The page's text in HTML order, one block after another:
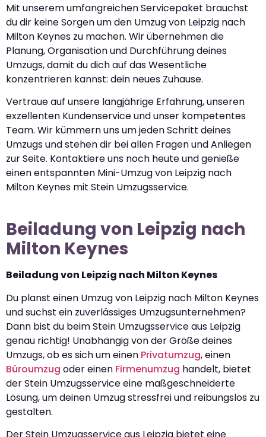
Mit unserem umfangreichen Servicepaket brauchst
du dir keine Sorgen um den Umzug von Leipzig nach
Milton Keynes zu machen. Wir übernehmen die
Planung, Organisation und Durchführung deines
Umzugs, damit du dich auf das Wesentliche
konzentrieren kannst: dein neues Zuhause.
Vertraue auf unsere langjährige Erfahrung, unseren
exzellenten Kundenservice und unser kompetentes
Team. Wir kümmern uns um jeden Schritt deines
Umzugs und stehen dir bei allen Fragen und Anliegen
zur Seite. Kontaktiere uns noch heute und genieße
einen entspannten Mini-Umzug von Leipzig nach
Milton Keynes mit Stein Umzugsservice.
Beiladung von Leipzig nach
Milton Keynes
Beiladung von Leipzig nach Milton Keynes
Du planst einen Umzug von Leipzig nach Milton Keynes
und suchst ein zuverlässiges Umzugsunternehmen?
Dann bist du beim Stein Umzugsservice aus Leipzig
genau richtig! Unabhängig von der Größe deines
Umzugs, ob es sich um einen Privatumzug, einen
Büroumzug oder einen Firmenumzug handelt, bietet
der Stein Umzugsservice eine maßgeschneiderte
Lösung, um deinen Umzug stressfrei und reibungslos zu
gestalten.